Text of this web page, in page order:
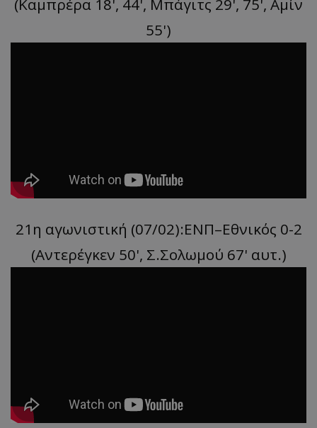
(Καμπρέρα 18', 44', Mπάγιτς 29', 75', Αμίν
55')
21η αγωνιστική (07/02):ΕΝΠ–Εθνικός 0-2
(Αντερέγκεν 50', Σ.Σολωμού 67' αυτ.)